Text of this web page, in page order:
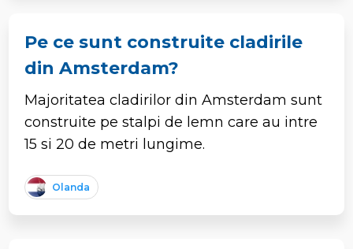
Pe ce sunt construite cladirile
din Amsterdam?
Majoritatea cladirilor din Amsterdam sunt
construite pe stalpi de lemn care au intre
15 si 20 de metri lungime.
Olanda